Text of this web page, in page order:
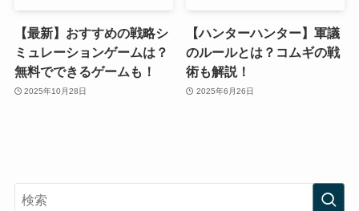
【最新】おすすめの戦略シ
ミュレーションゲームは？
無料でできるゲームも！
2025年10月28日
【ハンターハンター】軍議
のルールとは？コムギの戦
術も解説！
2025年6月26日